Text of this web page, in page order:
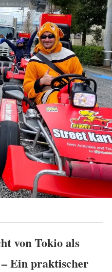
von Tokio als
Ein praktischer